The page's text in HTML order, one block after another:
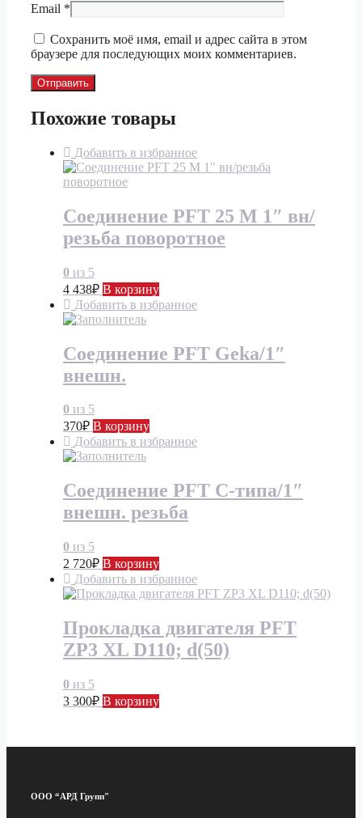
Email *
Сохранить моё имя, email и адрес сайта в этом
браузере для последующих моих комментариев.
Похожие товары
Добавить в избранное
Соединение PFT 25 М 1″ вн/
резьба поворотное
0 из 5
4 438₽ В корзину
Добавить в избранное
Соединение PFT Geka/1″
внешн.
0 из 5
370₽ В корзину
Добавить в избранное
Соединение PFT C-типа/1″
внешн. резьба
0 из 5
2 720₽ В корзину
Добавить в избранное
Прокладка двигателя PFT
ZP3 XL D110; d(50)
0 из 5
3 300₽ В корзину
ООО “АРД Групп"